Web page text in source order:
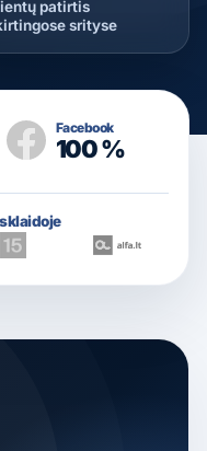
patirtis
srityse
Facebook
100 %